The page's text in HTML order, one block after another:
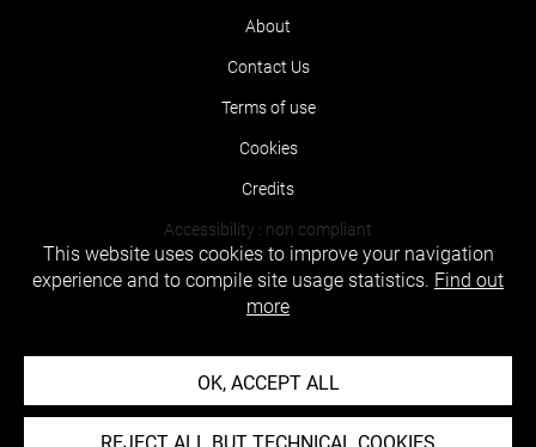
About
Contact Us
Terms of use
Cookies
Credits
Accessibility : non compliant
This website uses cookies to improve your navigation
experience and to compile site usage statistics. Find out
more
OK, ACCEPT ALL